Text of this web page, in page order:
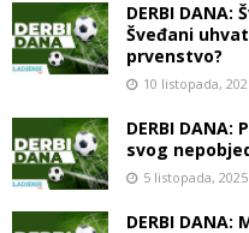
DERBI
Šveđani
prvenstvo?
10 listopada,
DERBI
svog
5 listopada, 2025
DERBI